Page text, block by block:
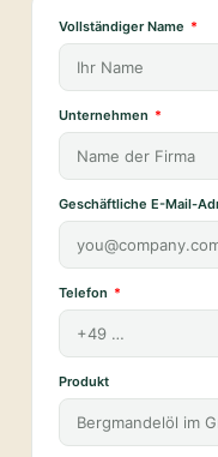
Vollständiger Name
Unternehmen
Geschäftliche E-Mail-
Telefon
Produkt